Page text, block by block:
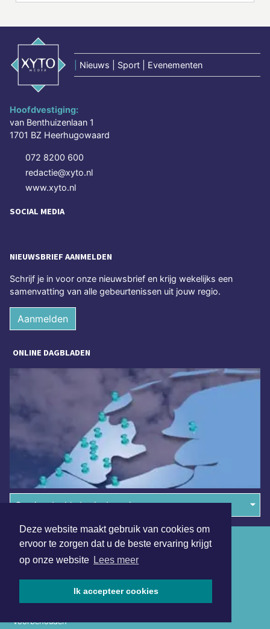
Deze website maakt gebruik van cookies om
ervoor te zorgen dat u de beste ervaring krijgt
op onze website Lees meer
Ik accepteer cookies
Nieuws | Sport | Evenementen
Hoofdvestiging:
van Benthuizenlaan 1
1701 BZ Heerhugowaard
072 8200 600
redactie@xyto.nl
www.xyto.nl
SOCIAL MEDIA
NIEUWSBRIEF AANMELDEN
Schrijf je in voor onze nieuwsbrief en krijg wekelijks een
samenvatting van alle gebeurtenissen uit jouw regio.
Aanmelden
ONLINE DAGBLADEN
Overige dagbladen in de regio
voorbehouden
Algemene voorwaarden
Disclaimer